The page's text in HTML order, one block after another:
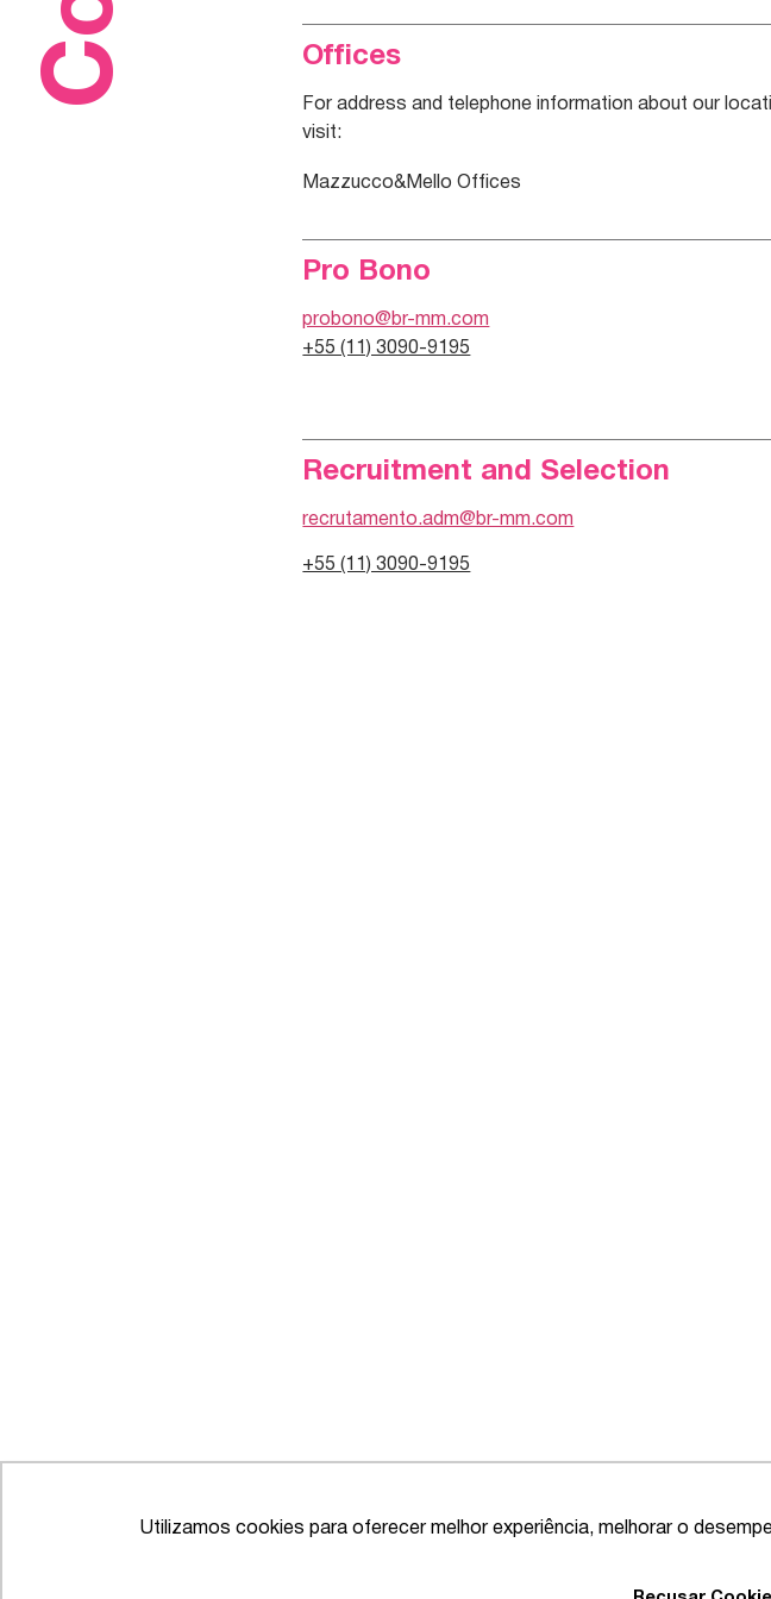
Utilizamos cookies para oferecer melhor experiência, melhorar o
Offices
For address and telephone information about our
visit:
Mazzucco&Mello Offices
Pro Bono
probono@br-mm.com
+55 (11) 3090-9195
Recruitment and Selection
recrutamento.adm@br-mm.com
+55 (11) 3090-9195